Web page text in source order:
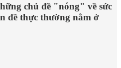
chủ đề "nóng" về sức
đề thực thường nằm ở